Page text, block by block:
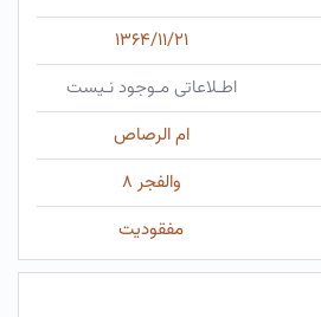
۱۳۶۴/۱۱/۲۱
اطـلاعاتی مـوجود نـیست
ام الرصاص
والفجر ۸
مفقودیت